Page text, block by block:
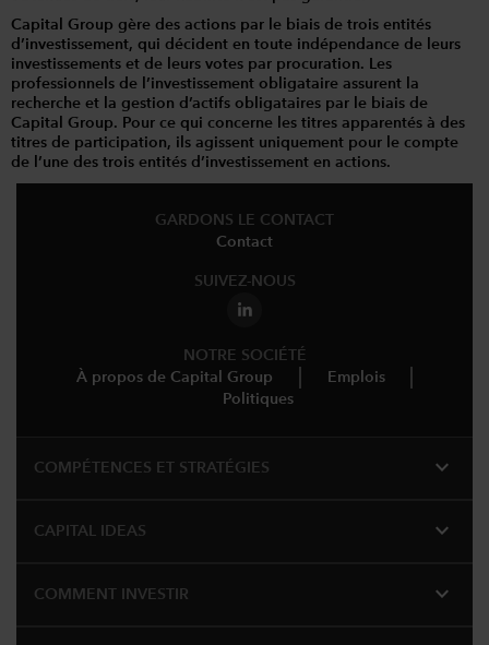
Capital Group gère des actions par le biais de trois entités
d’investissement, qui décident en toute indépendance de leurs
investissements et de leurs votes par procuration. Les
professionnels de l’investissement obligataire assurent la
recherche et la gestion d’actifs obligataires par le biais de
Capital Group. Pour ce qui concerne les titres apparentés à des
titres de participation, ils agissent uniquement pour le compte
de l’une des trois entités d’investissement en actions.
GARDONS LE CONTACT
Contact
SUIVEZ-NOUS
NOTRE SOCIÉTÉ
À propos de Capital Group
Emplois
Politiques
COMPÉTENCES ET STRATÉGIES expand_more
CAPITAL IDEAS expand_more
COMMENT INVESTIR expand_more